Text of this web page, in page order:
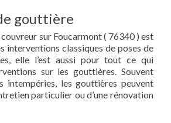
gouttière
sur Foucarmont ( 76340 ) est
interventions classiques de poses de
elle l’est aussi pour tout ce qui
sur les gouttières. Souvent
intempéries, les gouttières peuvent
particulier ou d’une rénovation